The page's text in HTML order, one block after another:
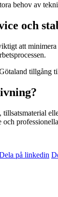
behov av
och
att
tillgång
på linkedin